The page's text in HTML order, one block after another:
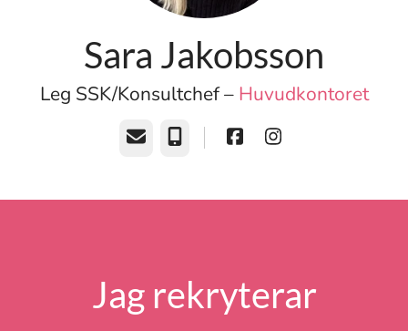
Sara Jakobsson
Leg SSK/Konsultchef – Huvudkontoret
E-post Telefon
Jag rekryterar